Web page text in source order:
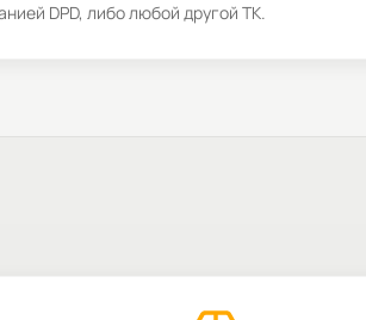
DPD, либо любой другой ТК.